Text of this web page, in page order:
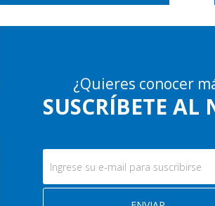
¿Quieres conocer
SUSCRÍBETE AL